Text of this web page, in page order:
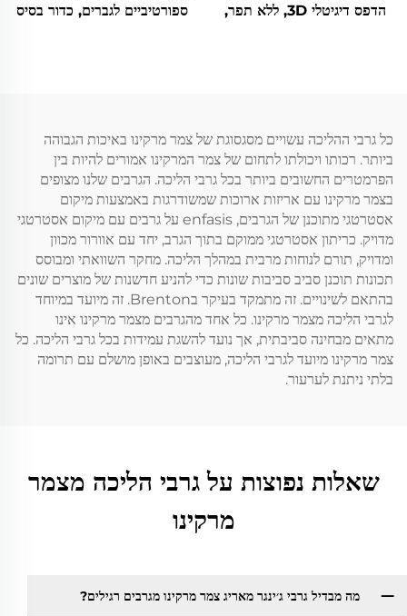
הדפס דיגיטלי 3D, ללא תפר,
ספורטיביים לגברים, כדור בסיס
כל גרבי ההליכה עשויים מסגסוגת של צמר מרקינו באיכות הגבוהה
ביותר. רכותו ויכולתו לתחום של צמר המרקינו אמורים להיות בין
הפרמטרים החשובים ביותר בכל גרבי הליכה. הגרבים שלנו מצופים
בצמר מרקינו עם אריזות ארוכות שמשודרגות באמצעות מיקום
אסטרטגי מתוכנן של הגרבים, enfasis על גרבים עם מיקום אסטרטגי
מדויק. כריתון אסטרטגי ממוקם בתוך הגרב, יחד עם אוורור מכוון
ומדויק, תורם לנוחות מרבית במהלך הליכה. מחקר השוואתי ומבוסס
תכונות תוכנן סביב סביבות שונות כדי להניע חדשנות של מוצרים שונים
בהתאם לשינויים. זה מתמקד בעיקר בBrenton. זה מיועד במיוחד
לגרבי הליכה מצמר מרקינו. כל אחד מהגרבים מצמר מרקינו אינו
מתאים מבחינה סביבתית, אך נועד להשגת עמידות בכל גרבי הליכה. כל
צמר מרקינו מיועד לגרבי הליכה, מעוצבים באופן מושלם עם תרומה
בלתי ניתנת לערעור.
שאלות נפוצות על גרבי הליכה מצמר
מרקינו
מה מבדיל גרבי ג׳ינגר מאריג צמר מרקינו מגרבים רגילים?